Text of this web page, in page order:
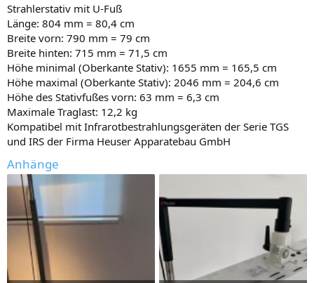
Strahlerstativ mit U-Fuß
Länge: 804 mm = 80,4 cm
Breite vorn: 790 mm = 79 cm
Breite hinten: 715 mm = 71,5 cm
Höhe minimal (Oberkante Stativ): 1655 mm = 165,5 cm
Höhe maximal (Oberkante Stativ): 2046 mm = 204,6 cm
Höhe des Stativfußes vorn: 63 mm = 6,3 cm
Maximale Traglast: 12,2 kg
Kompatibel mit Infrarotbestrahlungsgeräten der Serie TGS
und IRS der Firma Heuser Apparatebau GmbH
Anhänge